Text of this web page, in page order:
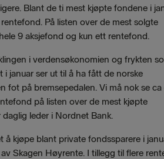
Blant de ti mest kjøpte fondene i
På listen over de mest solgte
9 aksjefond og kun ett rentefond.
i verdensøkonomien og frykten
i januar ser ut til å ha fått de norske
fot på bremsepedalen. Vi må nok se ca
på listen over de mest kjøpte
leder i Nordnet Bank.
kjøpe blant private fondssparere i
Skagen Høyrente. I tillegg til flere